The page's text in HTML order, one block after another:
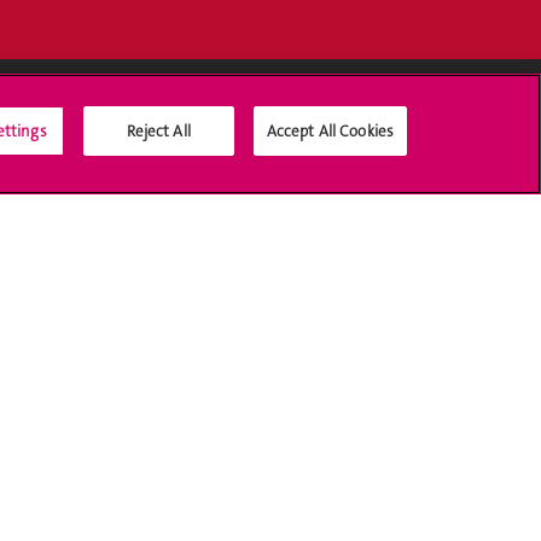
Médias sociaux UNIGE
Reject All Accept All Cookies